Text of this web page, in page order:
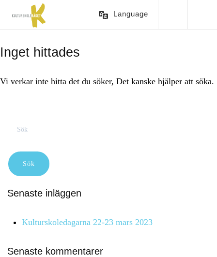
Language
Inget hittades
Vi verkar inte hitta det du söker, Det kanske hjälper att söka.
Sökformulär
Senaste inläggen
Kulturskoledagarna 22-23 mars 2023
Senaste kommentarer